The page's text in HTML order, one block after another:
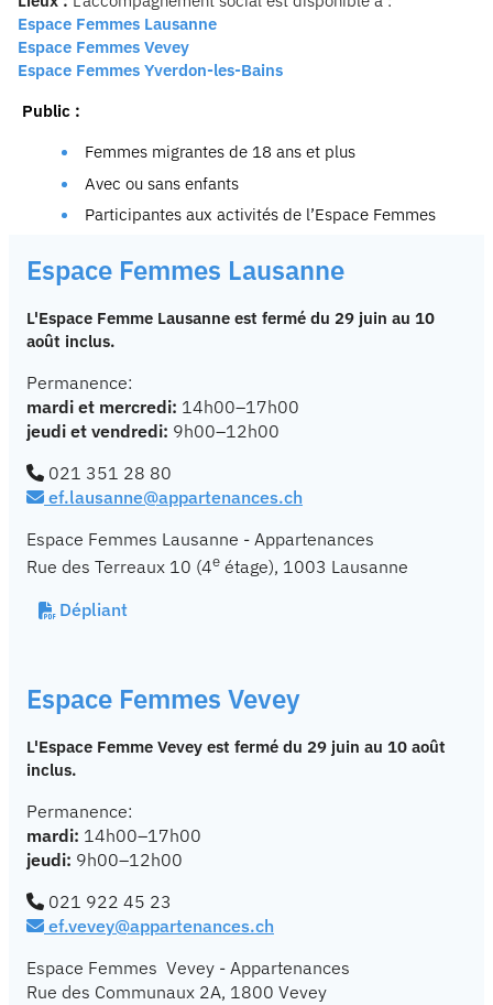
Espace Femmes Lausanne
Espace Femmes Vevey
Espace Femmes Yverdon-les-Bains
Public :
Femmes migrantes de 18 ans et plus
Avec ou sans enfants
Participantes aux activités de l’Espace Femmes
Espace Femmes Lausanne
L'Espace Femme Lausanne est fermé du 29 juin au 10
août inclus.
Permanence:
mardi et mercredi: 14h00–17h00
jeudi et vendredi: 9h00–12h00
021 351 28 80
ef.lausanne@appartenances.ch
Espace Femmes Lausanne - Appartenances
Rue des Terreaux 10 (4e étage), 1003 Lausanne
Dépliant
Espace Femmes Vevey
L'Espace Femme Vevey est fermé du 29 juin au 10 août
inclus.
Permanence:
mardi: 14h00–17h00
jeudi: 9h00–12h00
021 922 45 23
ef.vevey@appartenances.ch
Espace Femmes Vevey - Appartenances
Rue des Communaux 2A, 1800 Vevey